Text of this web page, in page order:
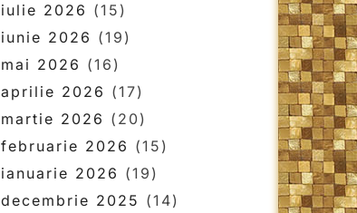
iulie 2026 (15)
iunie 2026 (19)
mai 2026 (16)
aprilie 2026 (17)
martie 2026 (20)
februarie 2026 (15)
ianuarie 2026 (19)
decembrie 2025 (14)